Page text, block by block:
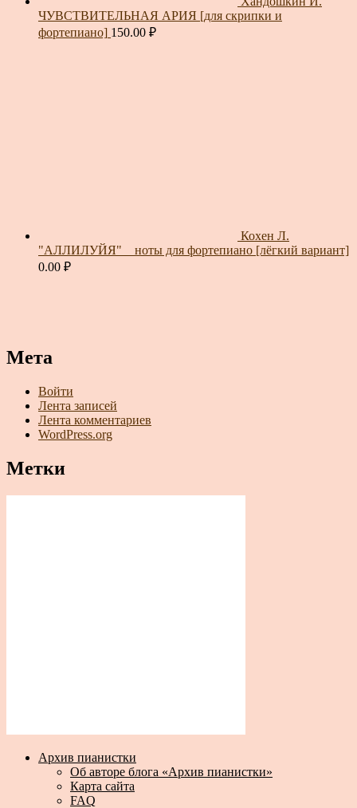
ЧУВСТВИТЕЛЬНАЯ АРИЯ [для скрипки и
фортепиано] 150.00 ₽
Кохен Л.
"АЛЛИЛУЙЯ" _ ноты для фортепиано [лёгкий вариант]
0.00 ₽
Мета
Войти
Лента записей
Лента комментариев
WordPress.org
Метки
Архив пианистки
Об авторе блога «Архив пианистки»
Карта сайта
FAQ